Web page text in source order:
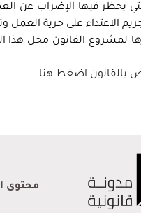
الاعتداء على حرية العمل
لمشروع القانون محل هذا
بالقانون اضغط هنا
محتوى